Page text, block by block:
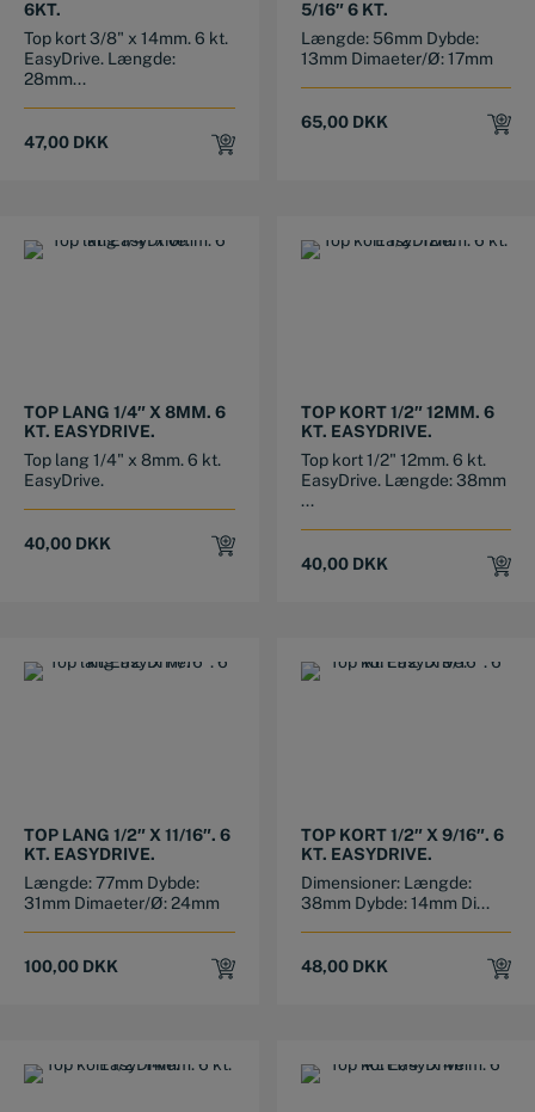
6KT.
Top kort 3/8" x 14mm. 6 kt.
EasyDrive. Længde:
28mm...
47,00 DKK
5/16″ 6 KT.
Længde: 56mm Dybde:
13mm Dimaeter/Ø: 17mm
65,00 DKK
TOP LANG 1/4″ X 8MM. 6
KT. EASYDRIVE.
Top lang 1/4" x 8mm. 6 kt.
EasyDrive.
40,00 DKK
TOP KORT 1/2″ 12MM. 6
KT. EASYDRIVE.
Top kort 1/2" 12mm. 6 kt.
EasyDrive. Længde: 38mm
...
40,00 DKK
TOP LANG 1/2″ X 11/16″. 6
KT. EASYDRIVE.
Længde: 77mm Dybde:
31mm Dimaeter/Ø: 24mm
100,00 DKK
TOP KORT 1/2″ X 9/16″. 6
KT. EASYDRIVE.
Dimensioner: Længde:
38mm Dybde: 14mm Di...
48,00 DKK